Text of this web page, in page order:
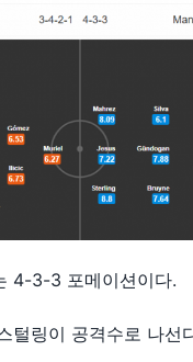
4-3-3 포메이션이다.
털링이 공격수로 나선